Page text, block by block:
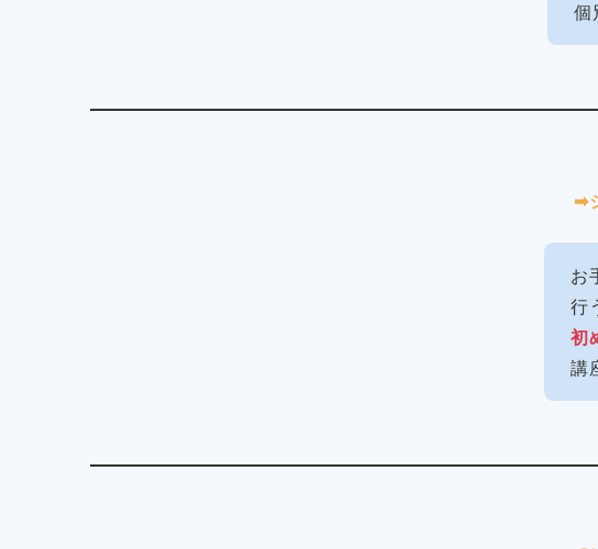
個
＊
➡︎
お
行
初
講
＊